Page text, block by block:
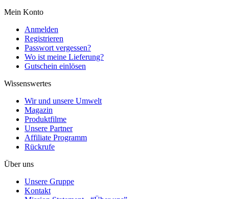
Mein Konto
Anmelden
Registrieren
Passwort vergessen?
Wo ist meine Lieferung?
Gutschein einlösen
Wissenswertes
Wir und unsere Umwelt
Magazin
Produktfilme
Unsere Partner
Affiliate Programm
Rückrufe
Über uns
Unsere Gruppe
Kontakt